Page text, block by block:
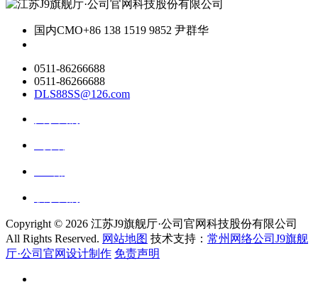
国内CMO+86 138 1519 9852 尹群华
0511-86266688
0511-86266688
DLS88SS@126.com
Copyright © 2026 江苏J9旗舰厅·公司官网科技股份有限公司
All Rights Reserved. 网站地图 技术支持： 常州网络公司J9旗舰
厅·公司官网设计制作 免责声明